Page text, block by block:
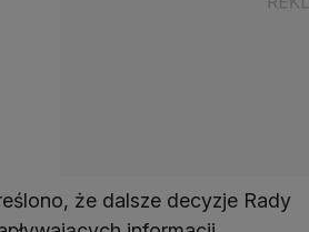
że dalsze decyzje Rady